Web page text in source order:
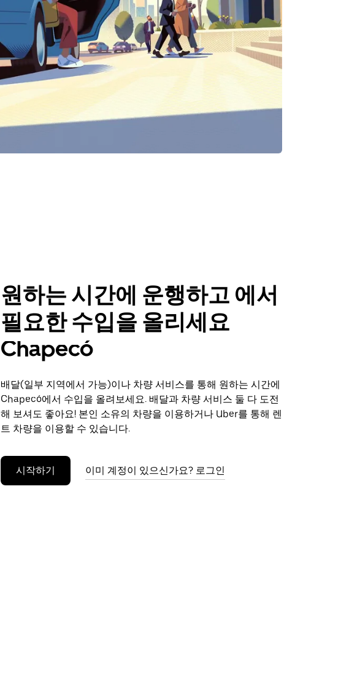
원하는 시간에 운행하고 에서
필요한 수입을 올리세요
Chapecó
배달(일부 지역에서 가능)이나 차량 서비스를 통해 원하는 시간에
Chapecó에서 수입을 올려보세요. 배달과 차량 서비스 둘 다 도전
해 보셔도 좋아요! 본인 소유의 차량을 이용하거나 Uber를 통해 렌
트 차량을 이용할 수 있습니다.
시작하기 이미 계정이 있으신가요? 로그인